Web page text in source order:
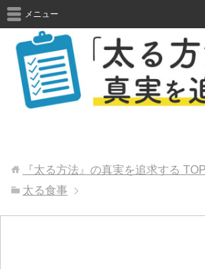
メニュー
『太る方法』の真実を追求する TOP
太る食事